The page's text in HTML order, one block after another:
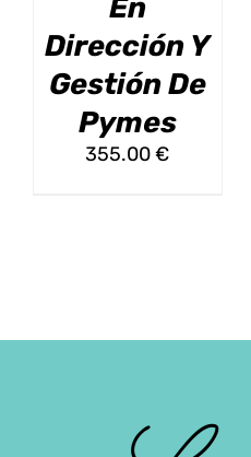
EN
LA
PÁGINA
PRODUCTO
En
Dirección Y
Gestión De
Pymes
355.00€